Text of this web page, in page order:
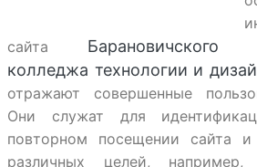
сайта Барановичского
колледжа технологии и
отражают совершенные
Они служат для
повторном посещении сайта и
различных целей, например,